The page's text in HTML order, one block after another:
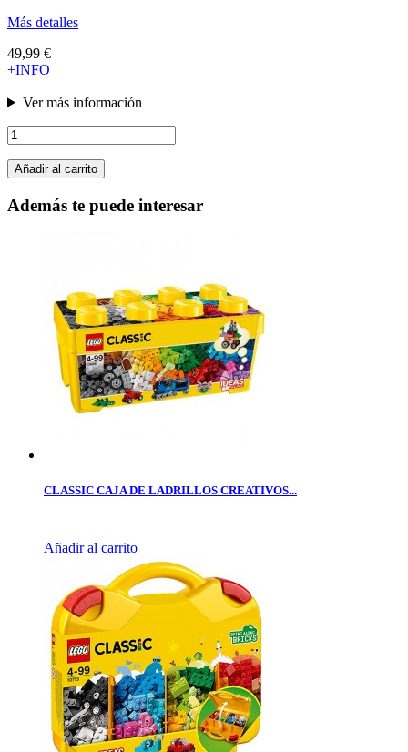
Más detalles
49,99 €
+INFO
Ver más información
Añadir al carrito
Además te puede interesar
CLASSIC CAJA DE LADRILLOS CREATIVOS...
Añadir al carrito